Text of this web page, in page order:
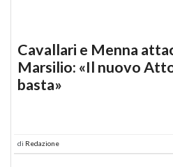
Cavallari e Menna
Marsilio: «Il nuovo
basta»
di Redazione